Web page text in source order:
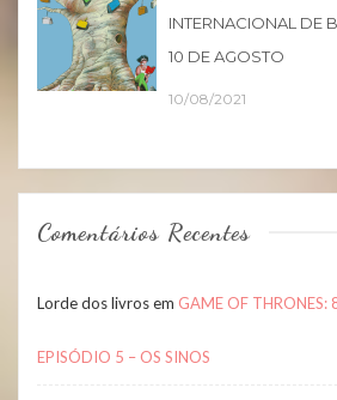
INTERNACIONAL DE
10 DE AGOSTO
10/08/2021
Comentários Recentes
Lorde dos livrosem GAME OF THRONES:
EPISÓDIO 5 – OS SINOS